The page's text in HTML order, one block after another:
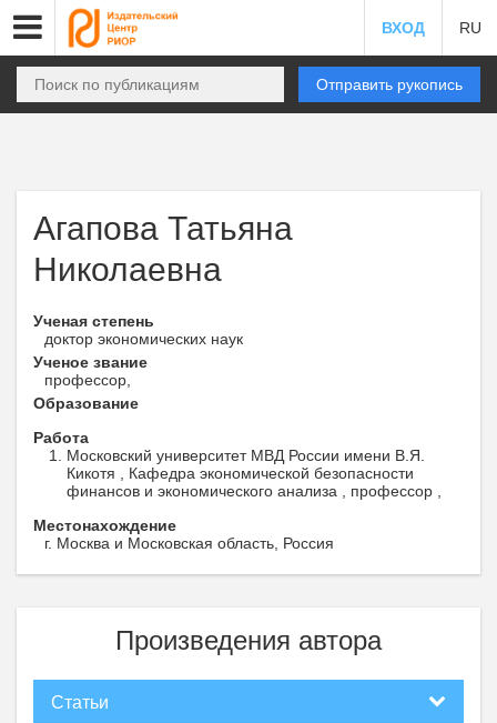
ВХОД RU
Отправить рукопись
Агапова Татьяна
Николаевна
Ученая степень
доктор экономических наук
Ученое звание
профессор,
Образование
Работа
Московский университет МВД России имени В.Я.
Кикотя , Кафедра экономической безопасности
финансов и экономического анализа , профессор ,
Местонахождение
г. Москва и Московская область, Россия
Произведения автора
Статьи